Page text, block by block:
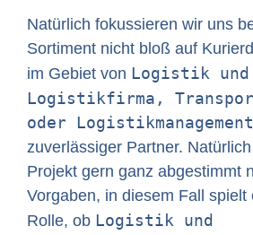
Natürlich fokussieren wir uns
Sortiment nicht bloß auf
im Gebiet von Logistik und
Logistikfirma,
oder Logistikmanagement
zuverlässiger Partner.
Projekt gern ganz abgestimmt
Vorgaben, in diesem Fall spielt
Rolle, ob Logistik und